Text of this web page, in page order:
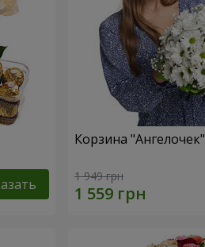
Корзина "Ангелочек"
1 949 грн